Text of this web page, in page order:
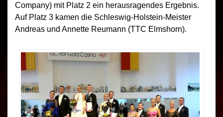
Company) mit Platz 2 ein herausragendes Ergebnis.
Auf Platz 3 kamen die Schleswig-Holstein-Meister
Andreas und Annette Reumann (TTC Elmshorn).